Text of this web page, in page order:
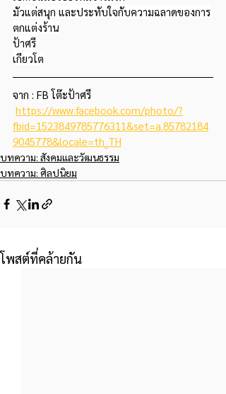
มัวแต่สนุก และประทับใจกับความฉลาดของการ
ตกแต่งร้าน
ป้าศรี
เกียวโต
จาก : FB โต๊ะป้าศรี
https://www.facebook.com/photo/?
fbid=1523849785776311&set=a.85782184
9045778&locale=th_TH
บทความ: สังคมและวัฒนธรรม
บทความ: ศิลปนิยม
โพสต์ที่คล้ายกัน